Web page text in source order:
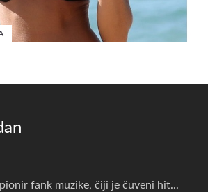
fank muzike, čiji je čuveni hit...